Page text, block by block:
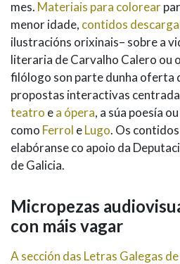
mes. Materiais para colorear
menor idade, contidos
ilustracións orixinais– sobre a
literaria de Carvalho Calero ou
filólogo son parte dunha oferta
propostas interactivas
teatro ea ópera, a súa poesía
como Ferrol eLugo. Os
elabóranse co apoio da
de Galicia.
Micropezas
con máis vagar
A sección das Letras Galegas